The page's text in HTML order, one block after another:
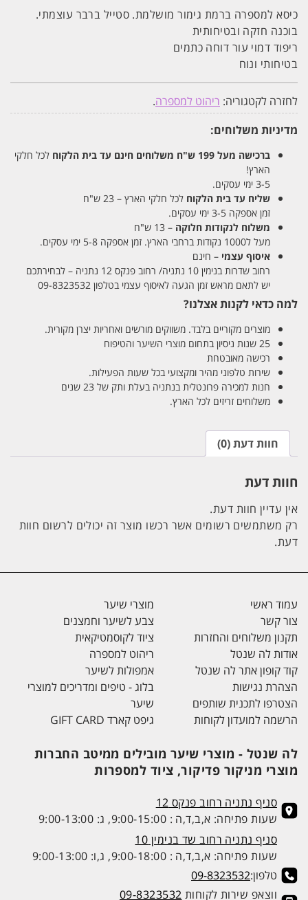
דגם
009
כיסא למספרה ברמת גימור מושלמת. סטייל ברבר עוצמתי.
בוכנה חזקה ובטיחותית
ריפוד דמוי עור דוחה כתמים
בטיחותי ונוח
לחזרה לקטגוריה: ריהוט למספרה.
מדיניות משלוחים:
ברכישה מעל 199 ש"ח משלוחים חינם עד בית הלקוח לכל חלקי
הארץ!
3-5 ימי עסקים.
שליח עד בית הלקוח לכל חלקי הארץ – 23 ש"ח
זמן אספקה 3-5 ימי עסקים.
משלוח לנקודות חלוקה – 13 ש"ח
מעל ל1000 נקודות ברחבי הארץ. זמן אספקה 5-8 ימי עסקים.
איסוף עצמי – חינם
רחוב שדרות בנימין 10 נתניה/ רחוב פנקס 12 נתניה – לבחירתכם
יש לתאם מראש זמן הגעה לאיסוף עצמי בטלפון 09-8323532
למה כדאי לקנות אצלנו?
מוצרים מקוריים בלבד. משווקים מורשים ואחריות יצרן מקורית.
25 שנות ניסיון בתחום מוצרי השיער והטיפוח
רכישה מאובטחת
שירות טלפוני מהיר ומקצועי בכל שעות הפעילות.
חנות למכירה פרונטלית בנתניה בעלת ותק של 23 שנים
משלוחים זריזים לכל הארץ.
חוות דעת (0)
חוות דעת
אין עדיין חוות דעת.
רק משתמשים רשומים אשר רכשו מוצר זה יכולים לרשום חוות
דעת.
עמוד ראשי
צור קשר
תקנון משלוחים והחזרות
אודות לה שנטל
קוד קופון אתר לה שנטל
הצהרת נגישות
הצטרפו לתכנית שותפים
הרשמה למועדון לקוחות
מוצרי שיער
צבע לשיער וחמצנים
ציוד לקוסמטיקאית
ריהוט למספרה
אמפולות לשיער
בלוג - טיפים ומדריכים למוצרי
שיער
גיפט קארד GIFT CARD
לה שנטל - מוצרי שיער מובילים ממיטב החברות
מוצרי מניקור פדיקור, ציוד למספרות
סניף נתניה רחוב פנקס 12
שעות פתיחה: א,ב,ד,ה : 9:00-15:00, ג: 9:00-13:00
סניף נתניה רחוב שד בנימין 10
שעות פתיחה: א,ב,ד,ה : 9:00-18:00, ג,ו: 9:00-13:00
טלפון:09-8323532
ווצאפ שירות לקוחות 09-8323532